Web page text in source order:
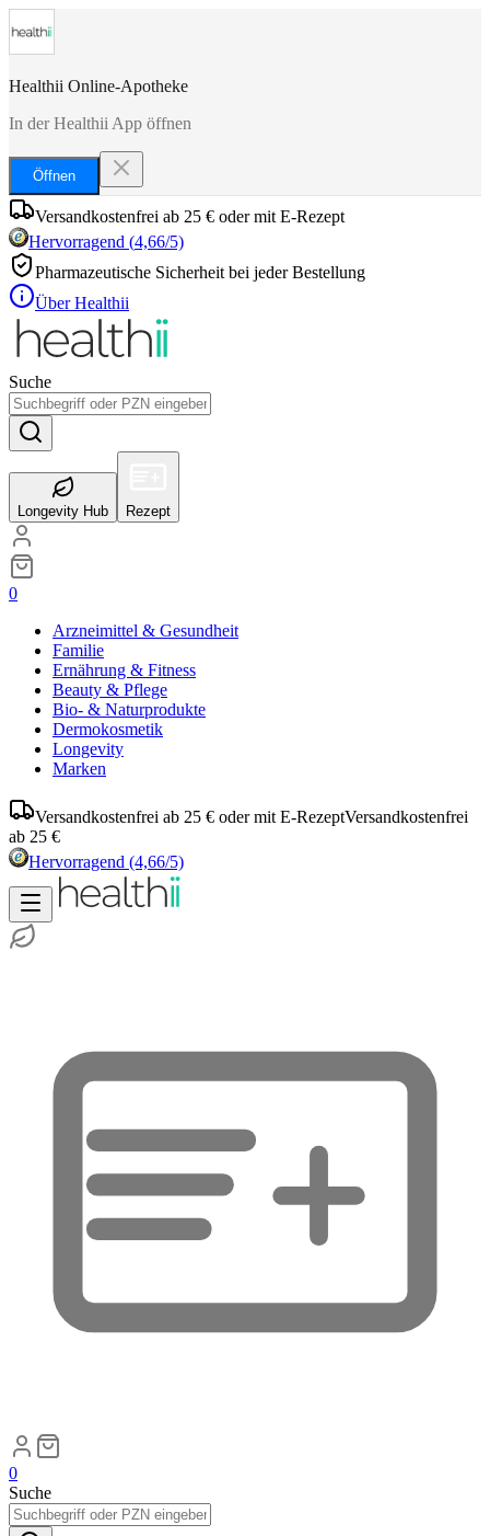
Healthii Online-Apotheke
In der Healthii App öffnen
Öffnen
Versandkostenfrei ab 25 € oder mit E-Rezept
Hervorragend (4,66/5)
Pharmazeutische Sicherheit bei jeder Bestellung
Über Healthii
Suche
Longevity Hub Rezept
0
Arzneimittel & Gesundheit
Familie
Ernährung & Fitness
Beauty & Pflege
Bio- & Naturprodukte
Dermokosmetik
Longevity
Marken
Versandkostenfrei ab 25 € oder mit E-RezeptVersandkostenfrei
ab 25 €
Hervorragend (4,66/5)
0
Suche